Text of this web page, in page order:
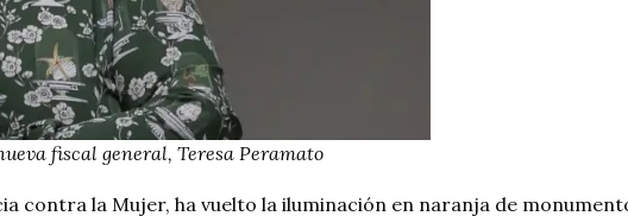
fiscal general, Teresa Peramato
contra la Mujer, ha vuelto la iluminación en naranja de